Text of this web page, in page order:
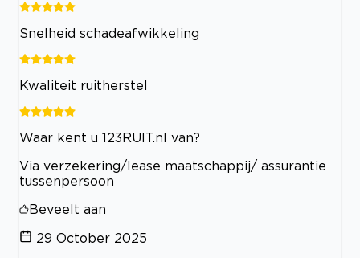
Snelheid schadeafwikkeling
Kwaliteit ruitherstel
Waar kent u 123RUIT.nl van?
Via verzekering/lease maatschappij/ assurantie
tussenpersoon
Beveelt aan
29 October 2025